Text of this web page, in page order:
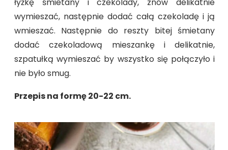
łyżkę śmietany i czekolady, znów delikatnie
wymieszać, następnie dodać całą czekoladę i ją
wmieszać. Następnie do reszty bitej śmietany
dodać czekoladową mieszankę i delikatnie,
szpatułką wymieszać by wszystko się połączyło i
nie było smug.
Przepis na formę 20-22 cm.